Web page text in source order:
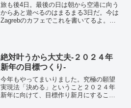
旅も後4日。最後の日は朝から空港に向う
からあと遊べるのはまるまる3日だ。今は
Zagrebのカフェでこれを書いてるよ。そ
から、ブログ...
絶対叶うから大丈夫-２０２４年
新年の目標つくり-
今年もやってまいりました。究極の願望
実現法「決める」ということ２０２４年
新年に向けて、目標作り新月にすること